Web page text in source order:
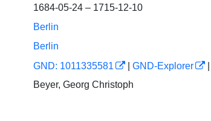
1684-05-24 – 1715-12-10
Berlin
Berlin
GND: 1011335581 GND-Explorer
Beyer, Georg Christoph